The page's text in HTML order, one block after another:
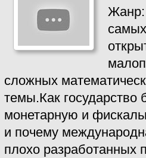
Жанр:
сложных
темы.Как государство
монетарную и
и почему
плохо разработанных